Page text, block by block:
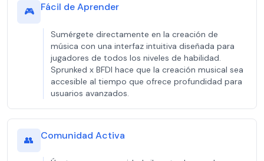
🎮 Fácil de Aprender
Sumérgete directamente en la creación de
música con una interfaz intuitiva diseñada para
jugadores de todos los niveles de habilidad.
Sprunked x BFDI hace que la creación musical sea
accesible al tiempo que ofrece profundidad para
usuarios avanzados.
👥 Comunidad Activa